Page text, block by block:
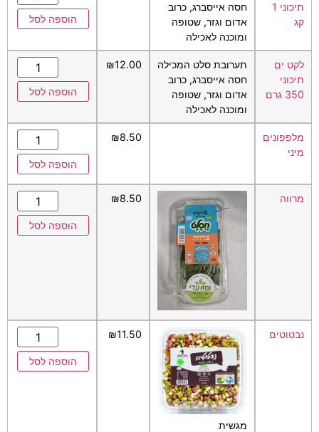
תיכוני 1
קג
חסה אייסברג, כרוב
אדום וגזר, שטופה
ומוכנה לאכילה
הוספה לסל
לקט ים
תיכוני
350 גרם
תערובת סלט המכילה
חסה אייסברג, כרוב
אדום וגזר, שטופה
ומוכנה לאכילה
₪12.00
הוספה לסל
מלפפונים
מיני
₪8.50
הוספה לסל
מרווה ₪8.50
הוספה לסל
נבטוטים
מגשית
₪11.50
הוספה לסל